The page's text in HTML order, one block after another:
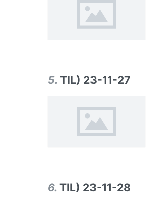
5. TIL) 23-11-27
6. TIL) 23-11-28